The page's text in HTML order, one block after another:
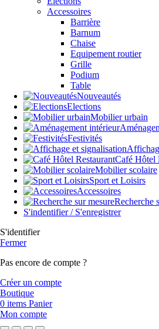
Accessoires
Barrière
Barnum
Chaise
Equipement routier
Grille
Podium
Table
Nouveautés
Elections
Mobilier urbain
Festivités
Café Hôtel
Mobilier scolaire
Sport et Loisirs
Accessoires
Recherche
S'indentifier / S'enregistrer
S'identifier
Fermer
Pas encore de compte ?
Créer un compte
Boutique
0 items Panier
Mon compte